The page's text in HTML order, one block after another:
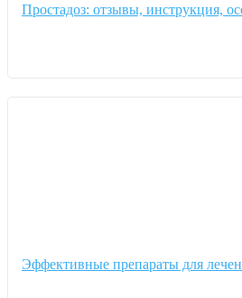
Простадоз: отзывы, инструкция,
Эффективные препараты для